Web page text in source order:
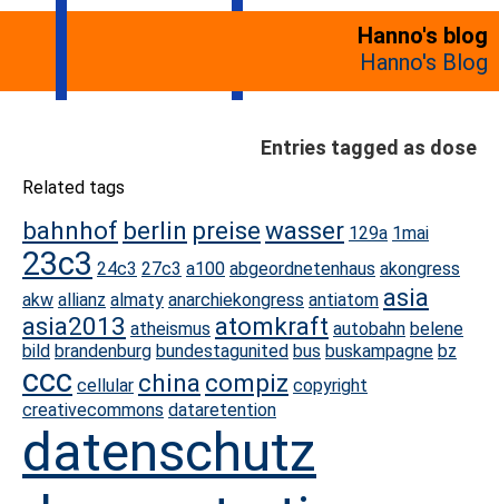
Hanno's blog
Hanno's Blog
Entries tagged as dose
Related tags
bahnhof berlin preisewasser 129a 1mai
23c3 24c3 27c3 a100 abgeordnetenhaus akongress
akw allianz almaty anarchiekongress antiatom asia
asia2013 atheismus atomkraft autobahn belene
bild brandenburg bundestagunited bus buskampagne bz
ccc cellular china compiz copyright
creativecommons dataretention
datenschutz